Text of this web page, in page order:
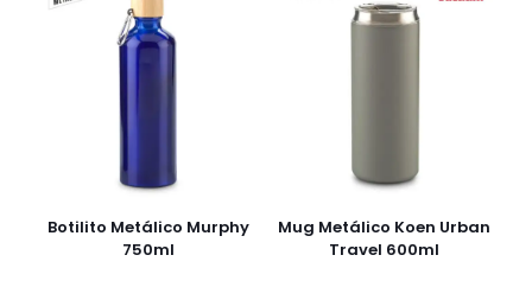
Botilito Metálico Murphy
750ml
Mug Metálico Koen Urban
Travel 600ml